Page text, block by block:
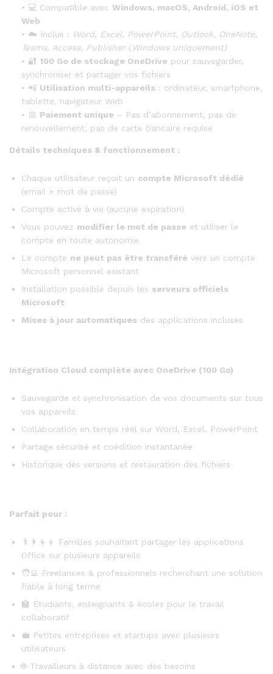
• 💻 Compatible avec Windows, macOS, Android, iOS et
Web
• ☁️ Inclus : Word, Excel, PowerPoint, Outlook, OneNote,
Teams, Access, Publisher( Windows uniquement)
• 🔐 100 Go de stockage OneDrive pour sauvegarder,
synchroniser et partager vos fichiers
• 📲 Utilisation multi-appareils : ordinateur, smartphone,
tablette, navigateur Web
• 📅 Paiement unique – Pas d’abonnement, pas de
renouvellement, pas de carte bancaire requise
Détails techniques & fonctionnement :
Chaque utilisateur reçoit un compte Microsoft dédié
(email + mot de passe)
Compte activé à vie (aucune expiration)
Vous pouvez modifier le mot de passe et utiliser le
compte en toute autonomie
Le compte ne peut pas être transféré vers un compte
Microsoft personnel existant
Installation possible depuis les serveurs officiels
Microsoft
Mises à jour automatiques des applications incluses
Intégration Cloud complète avec OneDrive (100 Go)
Sauvegarde et synchronisation de vos documents sur tous
vos appareils
Collaboration en temps réel sur Word, Excel, PowerPoint
Partage sécurisé et coédition instantanée
Historique des versions et restauration des fichiers
Parfait pour :
👨‍👩‍👧‍👦 Familles souhaitant partager les applications
Office sur plusieurs appareils
🧑‍💻 Freelances & professionnels recherchant une solution
fiable à long terme
🏫 Étudiants, enseignants & écoles pour le travail
collaboratif
💼 Petites entreprises et startups avec plusieurs
utilisateurs
🌐 Travailleurs à distance avec des besoins